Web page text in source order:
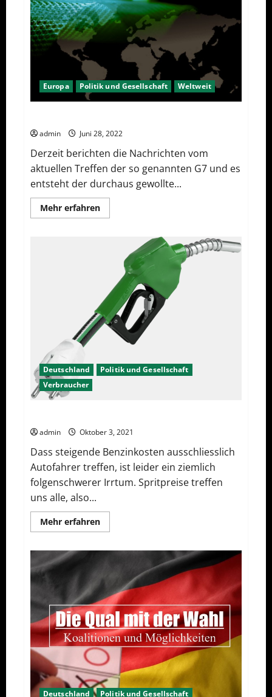
Europa Politik und Gesellschaft Weltweit
admin Juni 28, 2022
Derzeit berichten die Nachrichten vom
aktuellen Treffen der so genannten G7 und es
entsteht der durchaus gewollte...
Mehr erfahrenMehr
Informationen
zurück
Deutschland
Politik und Gesellschaft
Verbraucher
admin Oktober 3, 2021
Dass steigende Benzinkosten ausschliesslich
Autofahrer treffen, ist leider ein ziemlich
folgenschwerer Irrtum. Spritpreise treffen
uns alle, also...
Mehr erfahrenMehr
Informationen
Nur
Problem
der
Autofahrer?
Deutschland Politik und Gesellschaft